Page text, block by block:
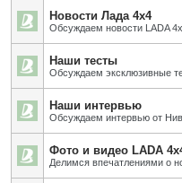
Новости Лада 4х4
Обсуждаем новости LADA
Наши тесты
Обсуждаем эксклюзивные
Наши интервью
Обсуждаем интервью от
Фото и видео LADA
Делимся впечатлениями о